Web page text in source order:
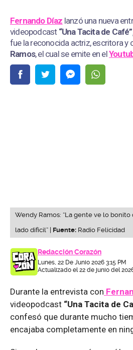
Fernando Díaz lanzó una nueva
videopodcast “Una Tacita de
fue la reconocida actriz, escritora y
Ramos, el cual se emite en el
Wendy Ramos: “La gente ve lo
lado difícil” | Fuente: Radio Felicidad
Redacción Corazón
Lunes, 22 De Junio 2026 3:15 PM
Actualizado el 22 de junio del 2026
Durante la entrevista con
videopodcast “Una Tacita de
confesó que durante mucho
encajaba completamente en